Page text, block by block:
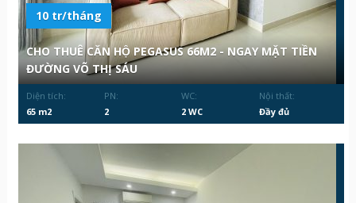
10 tr/tháng
CHO THUÊ CĂN HỘ PEGASUS 66M2 - NGAY MẶT TIỀN
ĐƯỜNG VÕ THỊ SÁU
Diện tích:
65 m2
PN:
2
WC:
2 WC
Nội thất:
Đầy đủ